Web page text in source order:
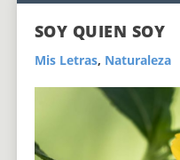
SOY QUIEN SOY
Mis Letras, Naturaleza